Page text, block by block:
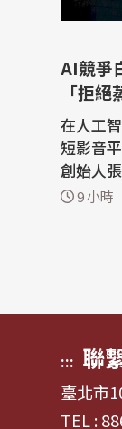
AI競爭
「拒絕
在人工
短影音
創始人
節跳動
9 小時
::: 聯
臺北市
TEL :